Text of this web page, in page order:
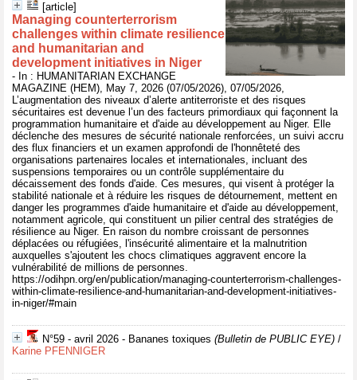
[article]
Managing counterterrorism
challenges within climate resilience
and humanitarian and
development initiatives in Niger
- In : HUMANITARIAN EXCHANGE
MAGAZINE (HEM), May 7, 2026 (07/05/2026), 07/05/2026,
L’augmentation des niveaux d’alerte antiterroriste et des risques
sécuritaires est devenue l’un des facteurs primordiaux qui façonnent la
programmation humanitaire et d'aide au développement au Niger. Elle
déclenche des mesures de sécurité nationale renforcées, un suivi accru
des flux financiers et un examen approfondi de l'honnêteté des
organisations partenaires locales et internationales, incluant des
suspensions temporaires ou un contrôle supplémentaire du
décaissement des fonds d'aide. Ces mesures, qui visent à protéger la
stabilité nationale et à réduire les risques de détournement, mettent en
danger les programmes d'aide humanitaire et d'aide au développement,
notamment agricole, qui constituent un pilier central des stratégies de
résilience au Niger. En raison du nombre croissant de personnes
déplacées ou réfugiées, l'insécurité alimentaire et la malnutrition
auxquelles s'ajoutent les chocs climatiques aggravent encore la
vulnérabilité de millions de personnes.
https://odihpn.org/en/publication/managing-counterterrorism-challenges-
within-climate-resilience-and-humanitarian-and-development-initiatives-
in-niger/#main
N°59 - avril 2026 - Bananes toxiques (Bulletin de PUBLIC EYE) /
Karine PFENNIGER